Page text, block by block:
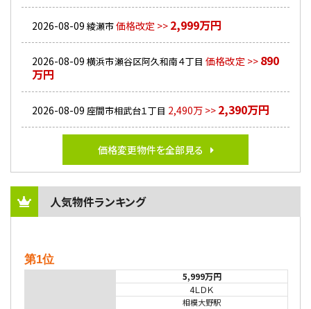
2026-08-09 綾瀬市価格改定 >> 2,999万円
2026-08-09 横浜市瀬谷区阿久和南４丁目 価格改定 >> 890
万円
2026-08-09 座間市相武台１丁目 2,490万 >> 2,390万円
価格変更物件を全部見る
人気物件ランキング
第1位
5,999万円
4ＬＤＫ
相模大野駅